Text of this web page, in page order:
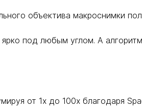
объектива макроснимки
под любым углом. А
от 1x до 100x благодаря